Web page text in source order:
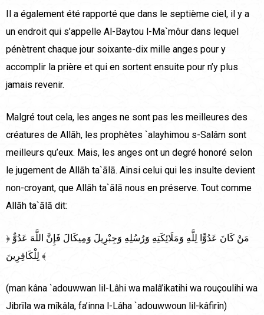
Il a également été rapporté que dans le septième ciel, il y a
un endroit qui s’appelle Al-Baytou l-Ma`môur dans lequel
pénètrent chaque jour soixante-dix mille anges pour y
accomplir la prière et qui en sortent ensuite pour n’y plus
jamais revenir.
Malgré tout cela, les anges ne sont pas les meilleures des
créatures de Allāh, les prophètes `alayhimou s-Salâm sont
meilleurs qu’eux. Mais, les anges ont un degré honoré selon
le jugement de Allāh ta`ālā. Ainsi celui qui les insulte devient
non-croyant, que Allāh ta`ālā nous en préserve. Tout comme
Allāh ta`ālā dit:
﴿ مَنْ كَانَ عَدُوًّا لِلَّهِ وَمَلَائِكَتِهِ وَرُسُلِهِ وَجِبْرِيلَ وَمِيكَالَ فَإِنَّ اللَّهَ عَدُوٌّ
لِلْكَافِرِينَ ﴾
(man kâna `adouwwan lil-Lâhi wa malâ’ikatihi wa rouçoulihi wa
Jibrīla wa mîkâla, fa’inna l-Lâha `adouwwoun lil-kâfirîn)